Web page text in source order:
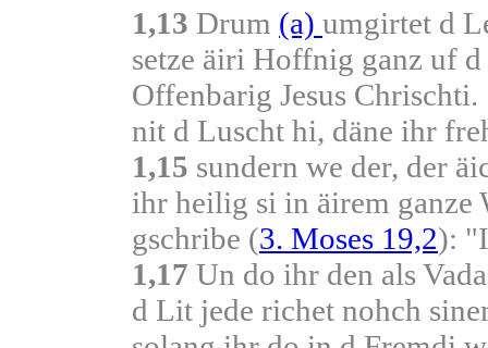
1,13 Drum (a) umgirtet d
setze äiri Hoffnig ganz uf
Offenbarig Jesus Chrischti.
nit d Luscht hi, däne ihr
1,15 sundern we der, der
ihr heilig si in äirem ganze
gschribe (3. Moses 19,2):
1,17 Un do ihr den als
d Lit jede richet nohch